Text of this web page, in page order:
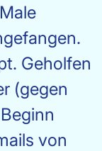
Geholfen
(gegen
von